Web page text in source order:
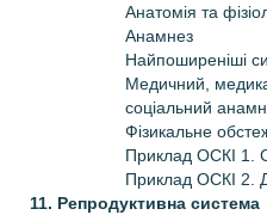
Анатомія та
Анамнез
Найпоширеніші
Медичний,
соціальний
Фізикальне
Приклад ОСКІ 1.
Приклад ОСКІ 2.
11. Репродуктивна система